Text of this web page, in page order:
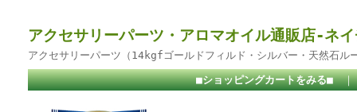
アクセサリーパーツ・アロマオイル通販店-ネ
アクセサリーパーツ（14kgfゴールドフィルド・シルバー・天然石ル
■ショッピングカートをみる■